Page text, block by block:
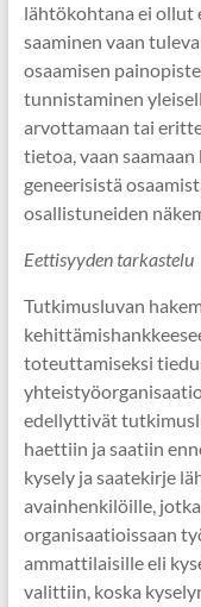
lähtökohtana ei ollut
saaminen vaan
osaamisen
tunnistaminen
arvottamaan tai
tietoa, vaan
geneerisistä
osallistuneiden
Eettisyyden tarkastelu
Tutkimusluvan
toteuttamiseksi
edellyttivät
haettiin ja saatiin
kysely ja saatekirje
avainhenkilöille,
organisaatioissaan
ammattilaisille eli
valittiin, koska